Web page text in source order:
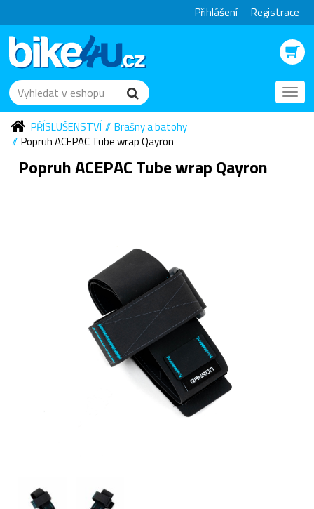
Přihlášení Registrace
PŘÍSLUŠENSTVÍ
Brašny a batohy
Popruh ACEPAC Tube wrap Qayron
Popruh ACEPAC Tube wrap Qayron